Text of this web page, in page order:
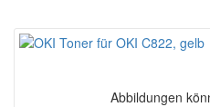
Abbildungen